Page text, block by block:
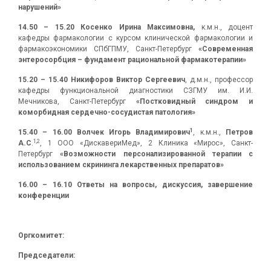
нарушений»
14.50 – 15.20 Косенко Ирина Максимовна,
к.м.н., доцент
кафедры фармакологии с курсом клинической фармакологии и
фармакоэкономики СПбГПМУ, Санкт-Петербург «Современная
энтеросорбция – фундамент рациональной фармакотерапии»
15.20 – 15.40 Никифоров Виктор Сергеевич, д.м.н., профессор
кафедры функциональной диагностики СЗГМУ им. И.И.
Мечникова, Санкт-Петербург «Постковидный синдром и
коморбидная сердечно-сосудистая патология»
15.40 – 16.00 Волчек Игорь Владимирович1 , к.м.н.,
Петров
А.С.1,2 , 1 ООО «ДискавериМед», 2 Клиника «Мирос», Санкт-
Петербург«Возможности персонализированной терапии с
использованием скрининга лекарственных препаратов»
16.00 – 16.10 Ответы на вопросы, дискуссия, завершение
конференции
Оргкомитет:
Председатели: